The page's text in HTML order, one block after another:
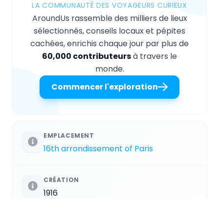
LA COMMUNAUTÉ DES VOYAGEURS CURIEUX
AroundUs rassemble des milliers de lieux
sélectionnés, conseils locaux et pépites
cachées, enrichis chaque jour par plus de
60,000 contributeursà travers le
monde.
Commencer l'exploration
EMPLACEMENT
16th arrondissement of Paris
CRÉATION
1916